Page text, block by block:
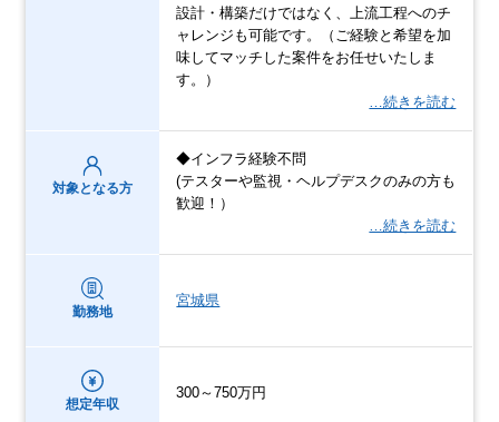
設計・構築だけではなく、上流工程へのチ
ャレンジも可能です。（ご経験と希望を加
味してマッチした案件をお任せいたしま
す。）
…続きを読む
対象となる方
◆インフラ経験不問
(テスターや監視・ヘルプデスクのみの方も
歓迎！）
…続きを読む
勤務地
宮城県
想定年収
300～750万円